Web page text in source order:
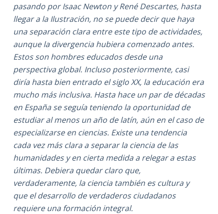
pasando por Isaac Newton y René Descartes, hasta
llegar a la Ilustración, no se puede decir que haya
una separación clara entre este tipo de actividades,
aunque la divergencia hubiera comenzado antes.
Estos son hombres educados desde una
perspectiva global. Incluso posteriormente, casi
diría hasta bien entrado el siglo XX, la educación era
mucho más inclusiva. Hasta hace un par de décadas
en España se seguía teniendo la oportunidad de
estudiar al menos un año de latín, aún en el caso de
especializarse en ciencias. Existe una tendencia
cada vez más clara a separar la ciencia de las
humanidades y en cierta medida a relegar a estas
últimas. Debiera quedar claro que,
verdaderamente, la ciencia también es cultura y
que el desarrollo de verdaderos ciudadanos
requiere una formación integral.